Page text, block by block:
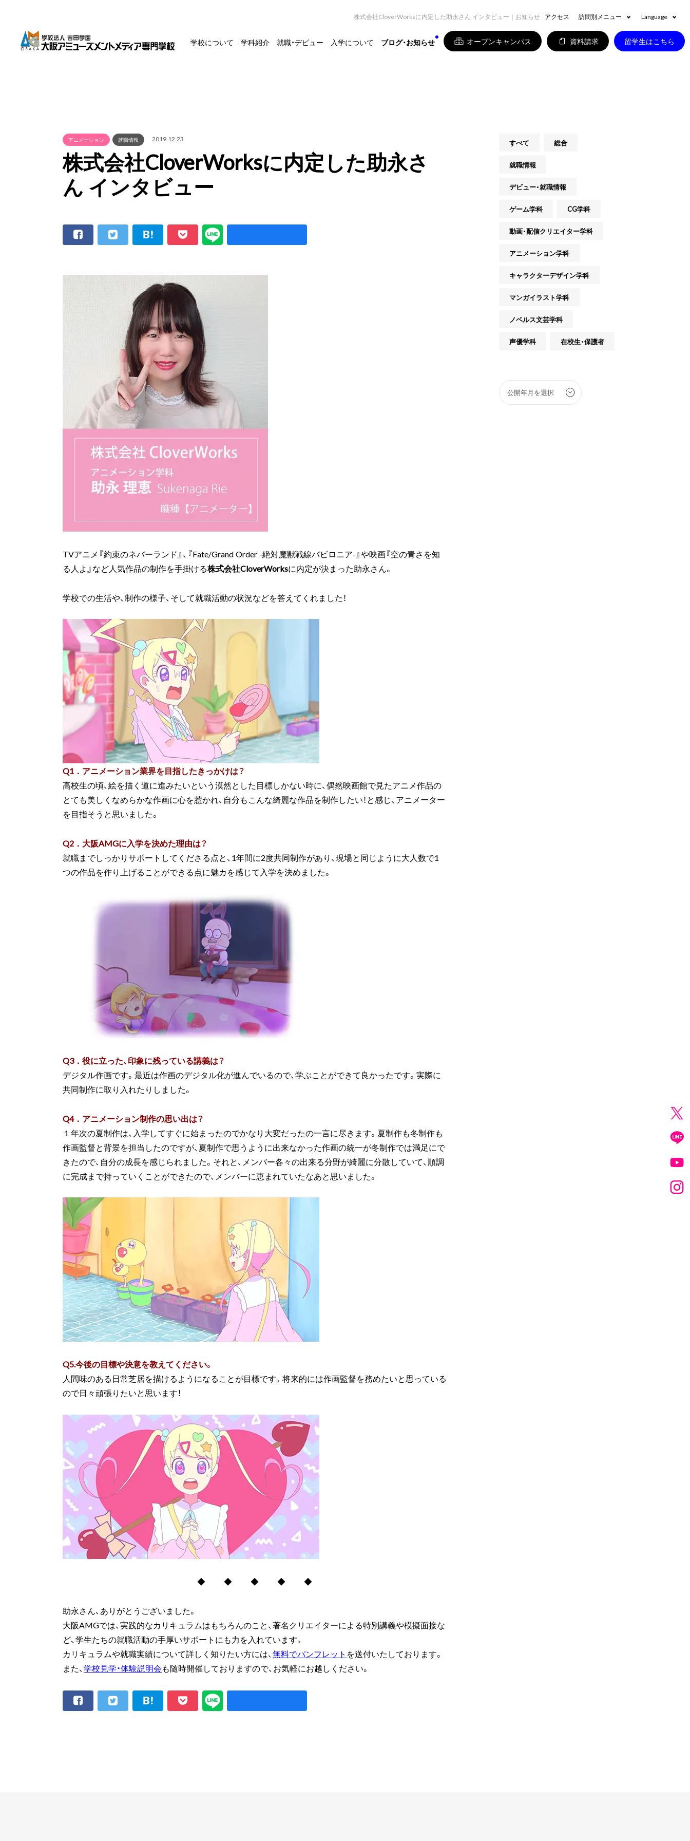
アクセス 訪問別メニュー Language
学校について 学科紹介 就職・デビュー 入学について ブログ・お知らせ オープンキャンパス 資料請求 留学生はこちら
株式会社CloverWorksに内定した助永さん インタビュー｜お知らせ
アニメーション 就職情報 2019.12.23
株式会社CloverWorksに内定した助永さ
ん インタビュー
TVアニメ『約束のネバーランド』、『Fate/Grand Order -絶対魔獣戦線バビロニア-』や映画『空の青さを知
る人よ』など人気作品の制作を手掛ける株式会社CloverWorksに内定が決まった助永さん。
学校での生活や、制作の様子、そして就職活動の状況などを答えてくれました！
Q1．アニメーション業界を目指したきっかけは？
高校生の頃、絵を描く道に進みたいという漠然とした目標しかない時に、偶然映画館で見たアニメ作品の
とても美しくなめらかな作画に心を惹かれ、自分もこんな綺麗な作品を制作したい！と感じ、アニメーター
を目指そうと思いました。
Q2．大阪AMGに入学を決めた理由は？
就職までしっかりサポートしてくださる点と、1年間に2度共同制作があり、現場と同じように大人数で1
つの作品を作り上げることができる点に魅カを感じて入学を決めました。
Q3．役に立った、印象に残っている講義は？
デジタル作画です。最近は作画のデジタル化が進んでいるので、学ぶことができて良かったです。実際に
共同制作に取り入れたりしました。
Q4．アニメーション制作の思い出は？
１年次の夏制作は、入学してすぐに始まったのでかなり大変だったの一言に尽きます。夏制作も冬制作も
作画監督と背景を担当したのですが、夏制作で思うように出来なかった作画の統一が冬制作では満足にで
きたので、自分の成長を感じられました。それと、メンバー各々の出来る分野が綺麗に分散していて、順調
に完成まで持っていくことができたので、メンバーに恵まれていたなあと思いました。
Q5.今後の目標や決意を教えてください。
人間味のある日常芝居を描けるようになることが目標です。将来的には作画監督を務めたいと思っている
ので日々頑張りたいと思います！
◆ ◆ ◆ ◆ ◆
助永さん、ありがとうございました。
大阪AMGでは、実践的なカリキュラムはもちろんのこと、著名クリエイターによる特別講義や模擬面接な
ど、学生たちの就職活動の手厚いサポートにも力を入れています。
カリキュラムや就職実績について詳しく知りたい方には、 無料でパンフレット を送付いたしております。
また、 学校見学・体験説明会も随時開催しておりますので、お気軽にお越しください。
すべて 総合
就職情報
デビュー・就職情報
ゲーム学科 CG学科
動画・配信クリエイター学科
アニメーション学科
キャラクターデザイン学科
マンガイラスト学科
ノベルス文芸学科
声優学科 在校生・保護者